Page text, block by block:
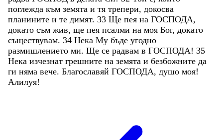
поглежда към земята и тя трепери, докосва
планините и те димят. 33 Ще пея на ГОСПОДА,
докато съм жив, ще пея псалми на моя Бог, докато
съществувам. 34 Нека Му бъде угодно
размишлението ми. Ще се радвам в ГОСПОДА ! 35
Нека изчезнат грешните на земята и безбожните да
ги няма вече. Благославяй ГОСПОДА, душо моя!
Алилуя!